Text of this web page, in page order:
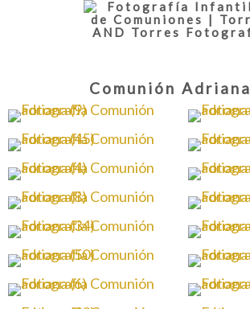
Comunión Adriana